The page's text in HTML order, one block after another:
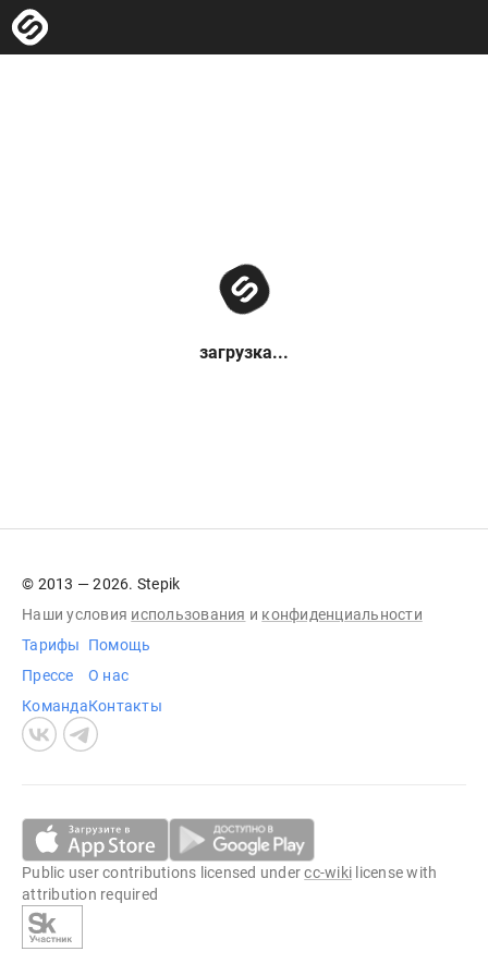
загрузка...
© 2013 — 2026. Stepik
Наши условия использования и конфиденциальности
Тарифы
Прессе
Команда
Помощь
О нас
Контакты
Public user contributions licensed undercc-wiki license with
attribution required